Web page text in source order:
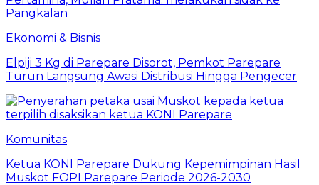
Ekonomi & Bisnis
Elpiji 3 Kg di Parepare Disorot, Pemkot Parepare
Turun Langsung Awasi Distribusi Hingga Pengecer
Komunitas
Ketua KONI Parepare Dukung Kepemimpinan Hasil
Muskot FOPI Parepare Periode 2026-2030